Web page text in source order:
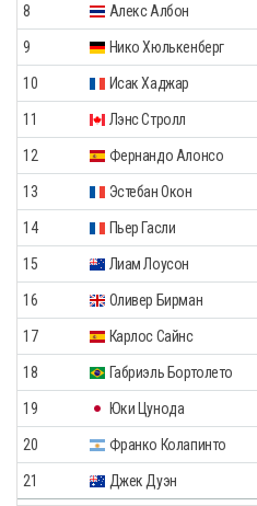
8 Алекс Албон
9 Нико Хюлькенберг
10 Исак Хаджар
11 Лэнс Стролл
12 Фернандо Алонсо
13 Эстебан Окон
14 Пьер Гасли
15 Лиам Лоусон
16 Оливер Бирман
17 Карлос Сайнс
18 Габриэль Бортолето
19 Юки Цунода
20 Франко Колапинто
21 Джек Дуэн